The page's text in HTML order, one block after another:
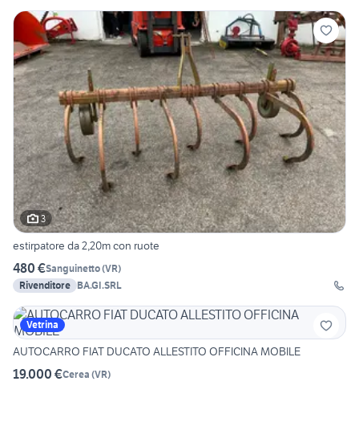
3
estirpatore da 2,20m con ruote
480 €Sanguinetto(VR)
Rivenditore BA.GI.SRL
Vetrina
AUTOCARRO FIAT DUCATO ALLESTITO OFFICINA MOBILE
19.000 €Cerea (VR)